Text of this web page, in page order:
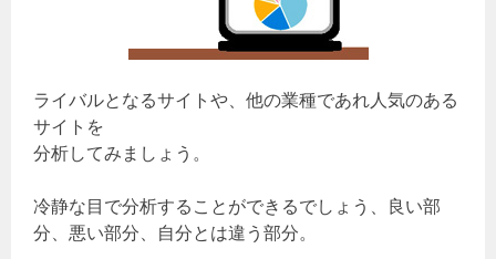
ライバルとなるサイトや、他の業種であれ人気のある
サイトを
分析してみましょう。
冷静な目で分析することができるでしょう、良い部
分、悪い部分、自分とは違う部分。